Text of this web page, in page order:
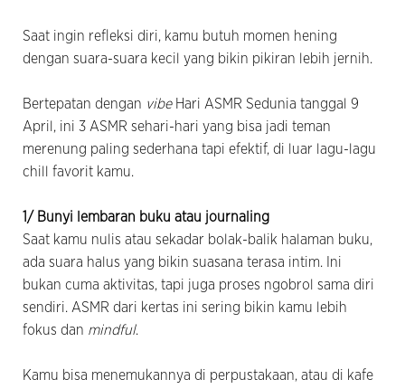
Saat ingin refleksi diri, kamu butuh momen hening
dengan suara-suara kecil yang bikin pikiran lebih jernih.
Bertepatan dengan vibe Hari ASMR Sedunia tanggal 9
April, ini 3 ASMR sehari-hari yang bisa jadi teman
merenung paling sederhana tapi efektif, di luar lagu-lagu
chill favorit kamu.
1/ Bunyi lembaran buku atau journaling
Saat kamu nulis atau sekadar bolak-balik halaman buku,
ada suara halus yang bikin suasana terasa intim. Ini
bukan cuma aktivitas, tapi juga proses ngobrol sama diri
sendiri. ASMR dari kertas ini sering bikin kamu lebih
fokus dan mindful.
Kamu bisa menemukannya di perpustakaan, atau di kafe